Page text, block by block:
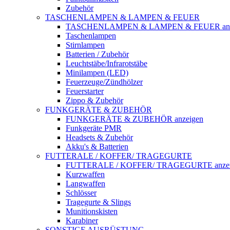
Zubehör
TASCHENLAMPEN & LAMPEN & FEUER
TASCHENLAMPEN & LAMPEN & FEUER
Taschenlampen
Stirnlampen
Batterien / Zubehör
Leuchtstäbe/Infrarotstäbe
Minilampen (LED)
Feuerzeuge/Zündhölzer
Feuerstarter
Zippo & Zubehör
FUNKGERÄTE & ZUBEHÖR
FUNKGERÄTE & ZUBEHÖR anzeigen
Funkgeräte PMR
Headsets & Zubehör
Akku's & Batterien
FUTTERALE / KOFFER/ TRAGEGURTE
FUTTERALE / KOFFER/ TRAGEGURTE
Kurzwaffen
Langwaffen
Schlösser
Tragegurte & Slings
Munitionskisten
Karabiner